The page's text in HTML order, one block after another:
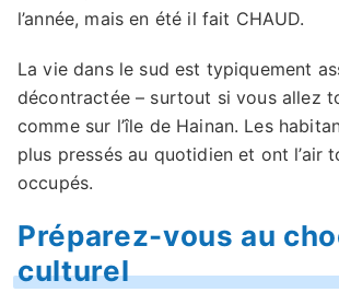
l’année, mais en été il fait CHAUD.
La vie dans le sud est typiquement
décontractée – surtout si vous allez
comme sur l’île de Hainan. Les
plus pressés au quotidien et ont l’air
occupés.
Préparez-vous au
culturel